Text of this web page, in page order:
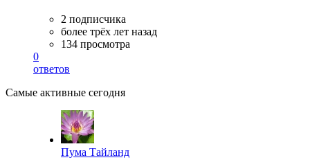
2 подписчика
более трёх лет назад
134 просмотра
0
ответов
Самые активные сегодня
Пума Тайланд